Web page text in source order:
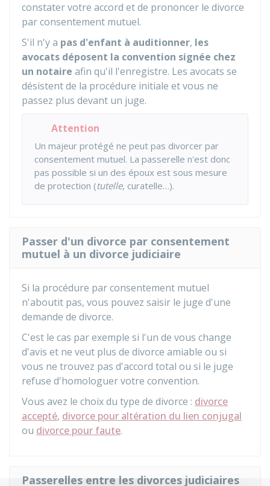
constater votre accord et de prononcer le divorce
par consentement mutuel.
S'il n'y a pas d'enfant à auditionner, les
avocats déposent la convention signée chez
un notaire afin qu'il l'enregistre. Les avocats se
désistent de la procédure initiale et vous ne
passez plus devant un juge.
Attention
Un majeur protégé ne peut pas divorcer par
consentement mutuel. La passerelle n'est donc
pas possible si un des époux est sous mesure
de protection (tutelle, curatelle…).
Passer d'un divorce par consentement
mutuel à un divorce judiciaire
Si la procédure par consentement mutuel
n'aboutit pas, vous pouvez saisir le juge d'une
demande de divorce.
C'est le cas par exemple si l'un de vous change
d'avis et ne veut plus de divorce amiable ou si
vous ne trouvez pas d'accord total ou si le juge
refuse d'homologuer votre convention.
Vous avez le choix du type de divorce : divorce
accepté, divorce pour altération du lien conjugal
ou divorce pour faute.
Passerelles entre les divorces judiciaires